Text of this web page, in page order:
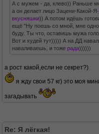
А с мужем - да, клево)) Раньше
а он делает лицо Зацени-Какой-Я-
вкусняшки)) А потом идёшь
ещё "Ну поешь со мной, мне
буду. Ты что, оставишь мужа
Вот и худей тут))))) А на ДД
наваливаешь, и тоже рада))))))
а рост какой,если не секрет?)
я жду свои 57 кг) это моя
загадывать
Re: Я лёгкая!